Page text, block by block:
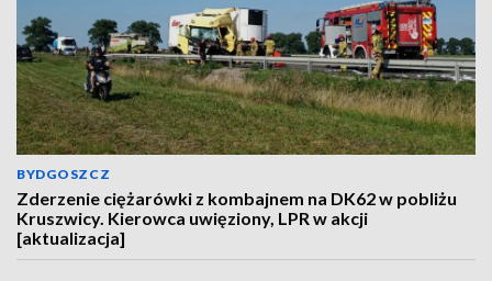
BYDGOSZCZ
Zderzenie ciężarówki z kombajnem na DK62 w pobliżu
Kruszwicy. Kierowca uwięziony, LPR w akcji
[aktualizacja]